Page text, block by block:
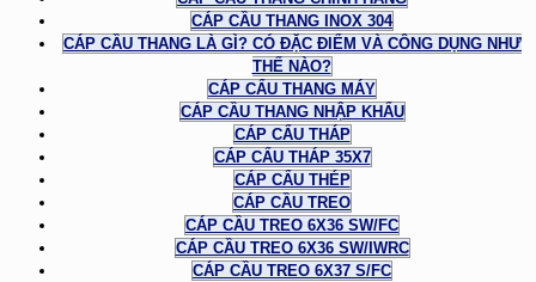
CÁP CẦU THANG INOX 304
CÁP CẦU THANG LÀ GÌ? CÓ ĐẶC ĐIỂM VÀ CÔNG DỤNG NHƯ
THẾ NÀO?
CÁP CẨU THANG MÁY
CÁP CẦU THANG NHẬP KHẨU
CÁP CẨU THÁP
CÁP CẨU THÁP 35X7
CÁP CẨU THÉP
CÁP CẦU TREO
CÁP CẦU TREO 6X36 SW/FC
CÁP CẦU TREO 6X36 SW/IWRC
CÁP CẦU TREO 6X37 S/FC